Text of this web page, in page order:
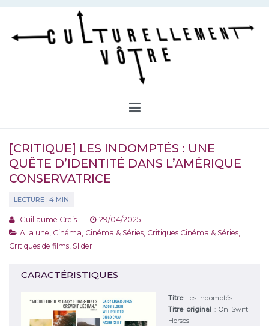
Aller
contenu
[CRITIQUE] LES INDOMPTÉS : UNE
QUÊTE D’IDENTITÉ DANS L’AMÉRIQUE
CONSERVATRICE
Guillaume Creis
29/04/2025
A la une Cinéma Cinéma & Séries Critiques Cinéma & Séries
Critiques de films Slider
CARACTÉRISTIQUES
Titre: les Indomptés
Titre original:On Swift
Horses